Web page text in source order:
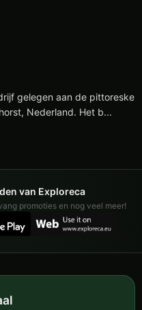
gelegen aan de pittoreske
Nederland. Het b...
van Exploreca
promoties en nog veel meer!